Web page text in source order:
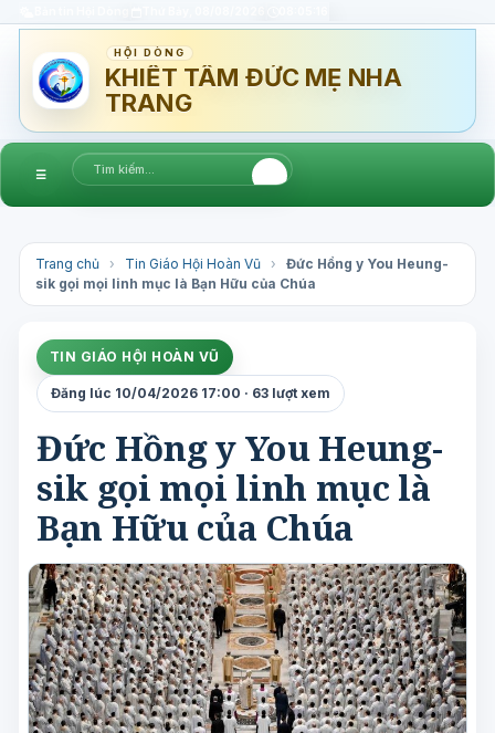
HỘI DÒNG
KHIẾT TÂM ĐỨC MẸ NHA
TRANG
☰
Trang chủ › Tin Giáo Hội Hoàn Vũ ›
Đức Hồng y You Heung-
sik gọi mọi linh mục là Bạn Hữu của Chúa
TIN GIÁO HỘI HOÀN VŨ
Đăng lúc 10/04/2026 17:00 · 63 lượt xem
Đức Hồng y You Heung-
sik gọi mọi linh mục là
Bạn Hữu của Chúa